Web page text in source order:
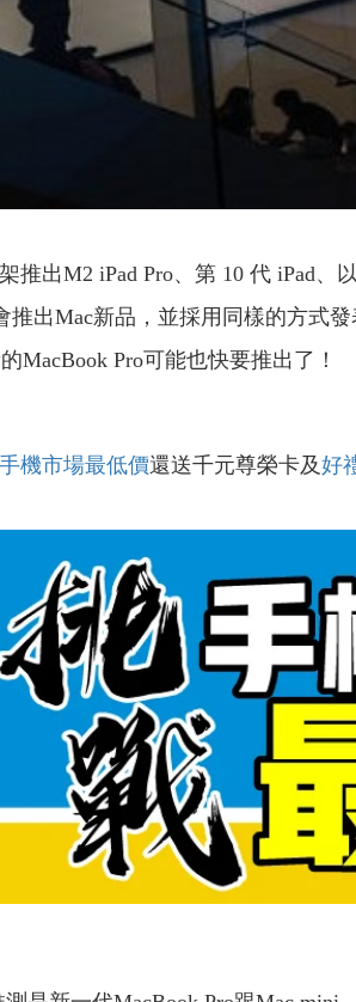
推出M2 iPad Pro、第 10 代 iPad
出Mac新品，並採用同樣的方式
MacBook Pro可能也快要推出了！
手機市場最低價還送千元尊榮卡及好